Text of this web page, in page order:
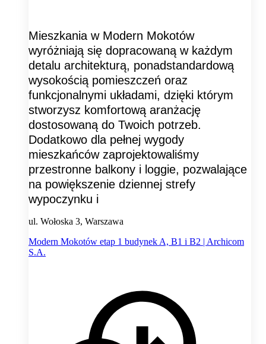
Mieszkania w Modern Mokotów
wyróżniają się dopracowaną w każdym
detalu architekturą, ponadstandardową
wysokością pomieszczeń oraz
funkcjonalnymi układami, dzięki którym
stworzysz komfortową aranżację
dostosowaną do Twoich potrzeb.
Dodatkowo dla pełnej wygody
mieszkańców zaprojektowaliśmy
przestronne balkony i loggie, pozwalające
na powiększenie dziennej strefy
wypoczynku i
ul. Wołoska 3, Warszawa
Modern Mokotów etap 1 budynek A, B1 i B2 | Archicom
S.A.